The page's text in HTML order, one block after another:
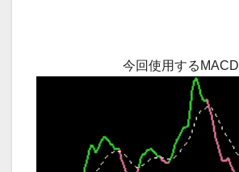
今回使用するMACD